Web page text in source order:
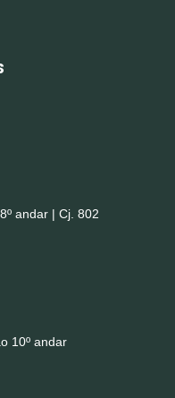
andar | Cj. 802
10º andar